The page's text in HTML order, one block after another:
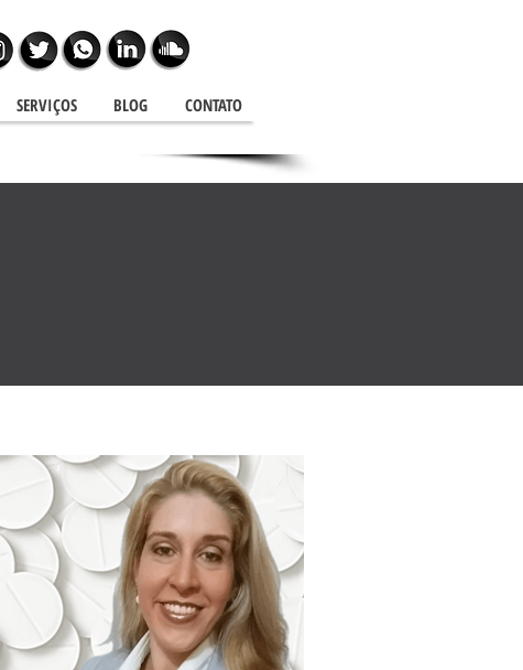
SERVIÇOS BLOG CONTATO